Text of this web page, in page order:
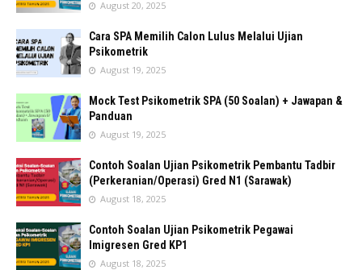
August 20, 2025
Cara SPA Memilih Calon Lulus Melalui Ujian
Psikometrik
August 19, 2025
Mock Test Psikometrik SPA (50 Soalan) + Jawapan &
Panduan
August 19, 2025
Contoh Soalan Ujian Psikometrik Pembantu Tadbir
(Perkeranian/Operasi) Gred N1 (Sarawak)
August 18, 2025
Contoh Soalan Ujian Psikometrik Pegawai
Imigresen Gred KP1
August 18, 2025